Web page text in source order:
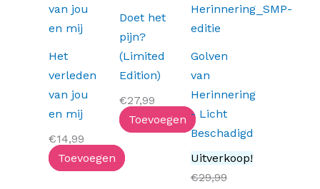
Het
verleden
van jou
en mij
€14,99
Toevoegen
Doet het
pijn?
(Limited
Edition)
€27,99
Toevoegen
Golven
van
Herinnering
- Licht
Beschadigd
Uitverkoop!
€29,99
was:
€29,99.
is: